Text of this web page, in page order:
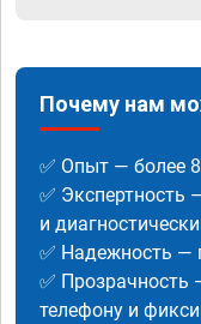
Почему нам
✅ Опыт — более
✅
и
✅ Надежность —
✅ Прозрачность
телефону и